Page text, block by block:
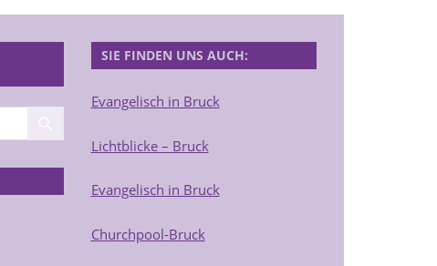
SIE FINDEN UNS AUCH:
Evangelisch in Bruck
Lichtblicke – Bruck
Evangelisch in Bruck
Churchpool-Bruck